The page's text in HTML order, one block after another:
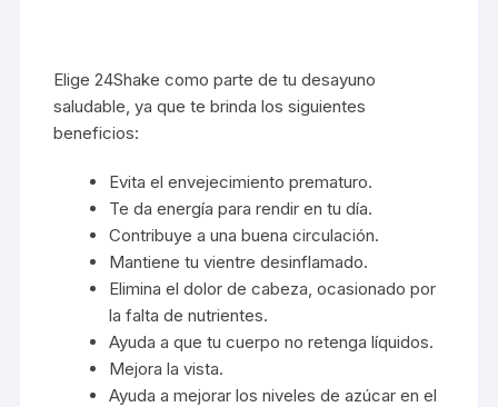
Elige 24Shake como parte de tu desayuno
saludable, ya que te brinda los siguientes
beneficios:
Evita el envejecimiento prematuro.
Te da energía para rendir en tu día.
Contribuye a una buena circulación.
Mantiene tu vientre desinflamado.
Elimina el dolor de cabeza, ocasionado por
la falta de nutrientes.
Ayuda a que tu cuerpo no retenga líquidos.
Mejora la vista.
Ayuda a mejorar los niveles de azúcar en el